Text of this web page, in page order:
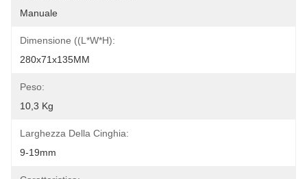
Manuale
Dimensione ((L*W*H):
280x71x135MM
Peso:
10,3 Kg
Larghezza Della Cinghia:
9-19mm